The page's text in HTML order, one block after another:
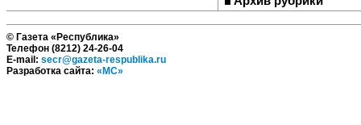
© Газета «Республика»
Телефон (8212) 24-26-04
E-mail: secr@gazeta-respublika.ru
Разработка сайта: «МС»